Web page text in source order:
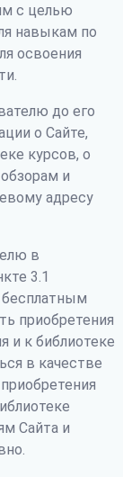
с целью
навыкам по
освоения
до его
о Сайте,
курсов, о
и
адресу
в
3.1
бесплатным
приобретения
и к библиотеке
в качестве
Сайта и